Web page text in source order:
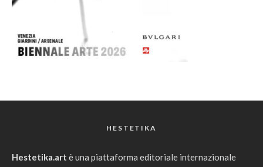
HESTETIKA
Hestetika.art è una piattaforma editoriale internazionale